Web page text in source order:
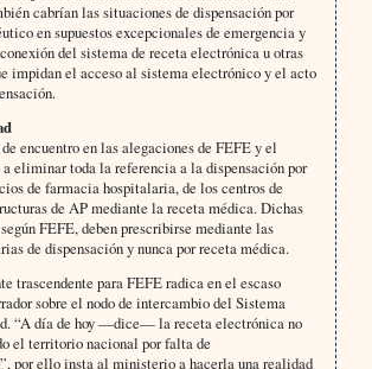
cabrían las situaciones de dispensación por
en supuestos excepcionales de emergencia y
del sistema de receta electrónica u otras
impidan el acceso al sistema electrónico y el acto
encuentro en las alegaciones de FEFE y el
eliminar toda la referencia a la dispensación por
de farmacia hospitalaria, de los centros de
de AP mediante la receta médica. Dichas
según FEFE, deben prescribirse mediante las
de dispensación y nunca por receta médica.
trascendente para FEFE radica en el escaso
sobre el nodo de intercambio del Sistema
“A día de hoy —dice— la receta electrónica no
el territorio nacional por falta de
por ello insta al ministerio a hacerla una realidad